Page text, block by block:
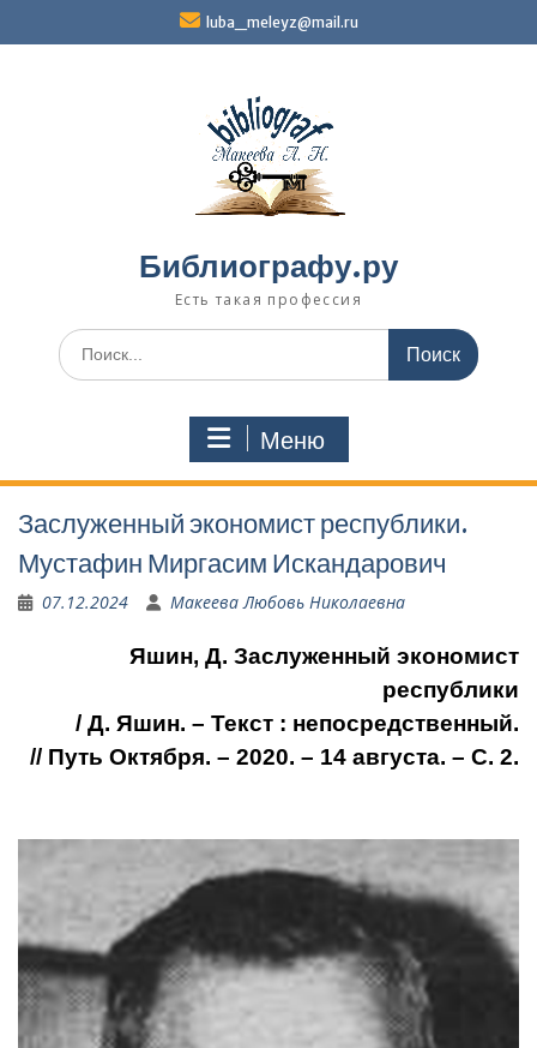
luba_meleyz@mail.ru
Библиографу.ру
Есть такая профессия
Поиск
по:
Меню
Заслуженный экономист республики.
Мустафин Миргасим Искандарович
07.12.2024 Макеева Любовь Николаевна
Яшин, Д. Заслуженный экономист
республики
/ Д. Яшин. – Текст : непосредственный.
// Путь Октября. – 2020. – 14 августа. – С. 2.